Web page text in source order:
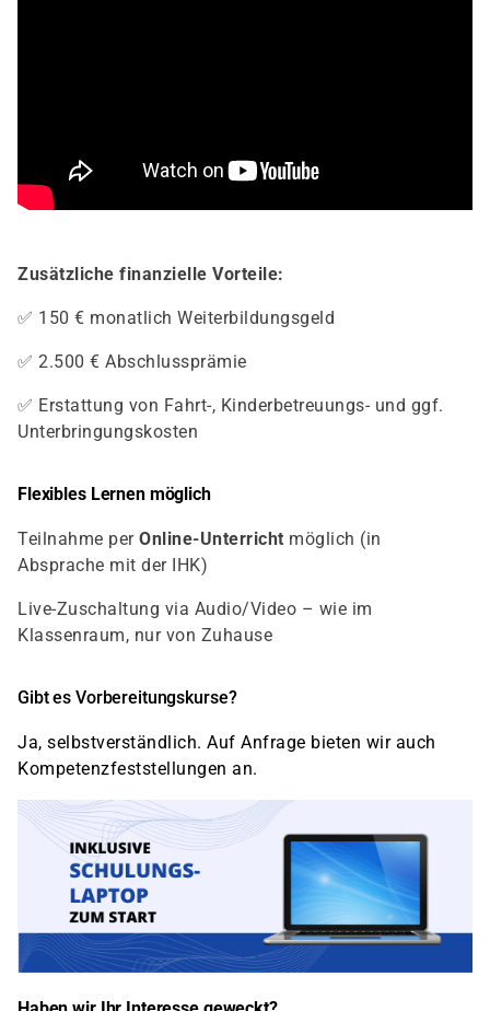
Zusätzliche finanzielle Vorteile:
✅ 150 € monatlich Weiterbildungsgeld
✅ 2.500 € Abschlussprämie
✅ Erstattung von Fahrt-, Kinderbetreuungs- und ggf.
Unterbringungskosten
Flexibles Lernen möglich
Teilnahme per Online-Unterricht möglich (in
Absprache mit der IHK)
Live-Zuschaltung via Audio/Video – wie im
Klassenraum, nur von Zuhause
Gibt es Vorbereitungskurse?
Ja, selbstverständlich. Auf Anfrage bieten wir auch
Kompetenzfeststellungen an.